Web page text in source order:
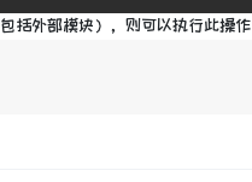
包括外部模块），则可以执行此操作